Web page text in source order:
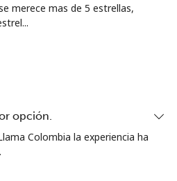
merece mas de 5 estrellas,
opción.
Colombia la experiencia ha